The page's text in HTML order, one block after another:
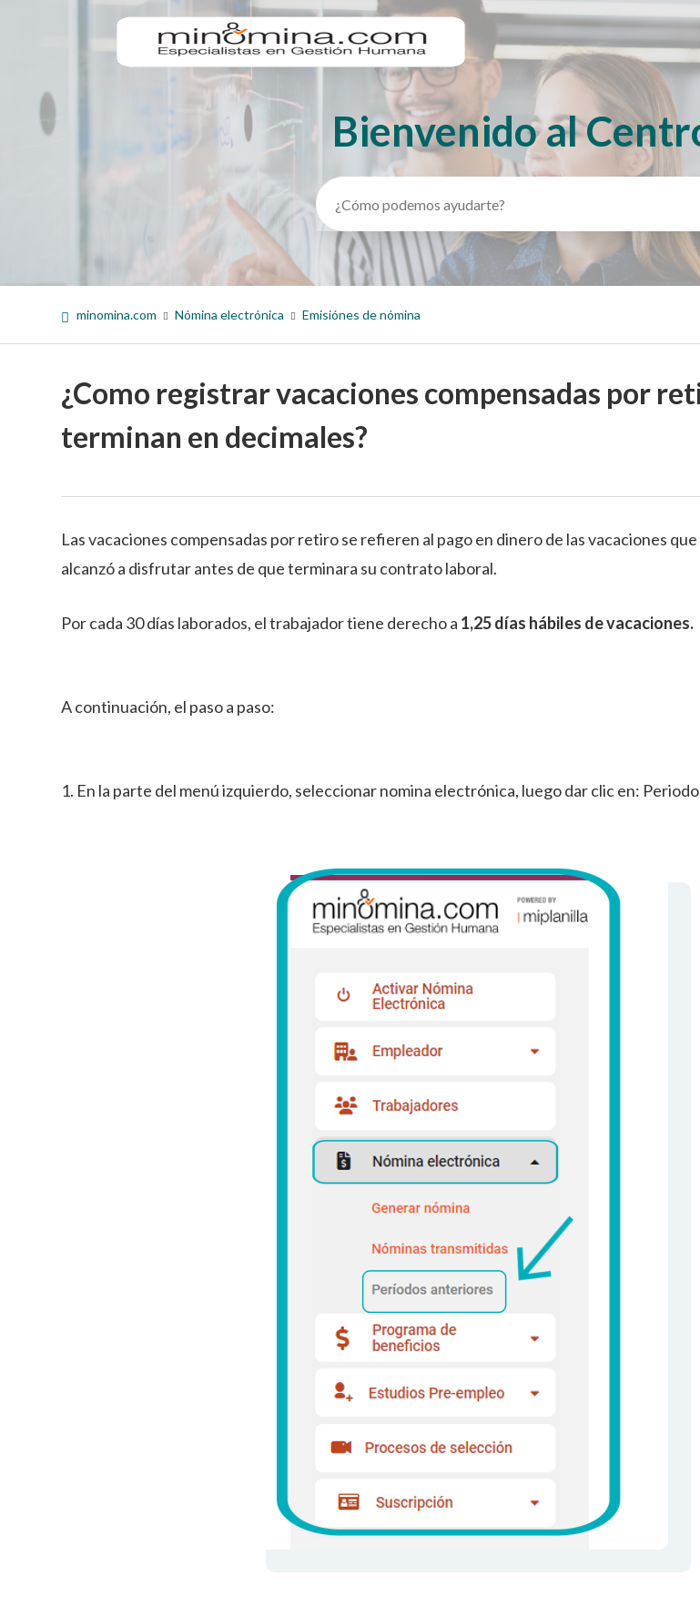
Búsqueda
Bienvenido al
minomina.com Nómina electrónica Emisiónes de nómina
¿Como registrar vacaciones compensadas por
terminan en decimales?
Las vacaciones compensadas por retiro se refieren al pago en dinero de las vacaciones
alcanzó a disfrutar antes de que terminara su contrato laboral.
Por cada 30 días laborados, el trabajador tiene derecho a 1,25 días hábiles de vacaciones.
A continuación, el paso a paso:
1. En la parte del menú izquierdo, seleccionar nomina electrónica, luego dar clic en: